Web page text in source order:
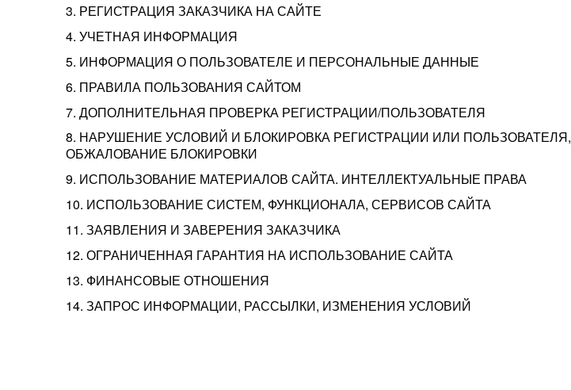
3. РЕГИСТРАЦИЯ ЗАКАЗЧИКА НА САЙТЕ
4. УЧЕТНАЯ ИНФОРМАЦИЯ
5. ИНФОРМАЦИЯ О ПОЛЬЗОВАТЕЛЕ И ПЕРСОНАЛЬНЫЕ ДАННЫЕ
6. ПРАВИЛА ПОЛЬЗОВАНИЯ САЙТОМ
7. ДОПОЛНИТЕЛЬНАЯ ПРОВЕРКА РЕГИСТРАЦИИ/ПОЛЬЗОВАТЕЛЯ
8. НАРУШЕНИЕ УСЛОВИЙ И БЛОКИРОВКА РЕГИСТРАЦИИ ИЛИ ПОЛЬЗОВАТЕЛЯ,
ОБЖАЛОВАНИЕ БЛОКИРОВКИ
9. ИСПОЛЬЗОВАНИЕ МАТЕРИАЛОВ САЙТА. ИНТЕЛЛЕКТУАЛЬНЫЕ ПРАВА
10. ИСПОЛЬЗОВАНИЕ СИСТЕМ, ФУНКЦИОНАЛА, СЕРВИСОВ САЙТА
11. ЗАЯВЛЕНИЯ И ЗАВЕРЕНИЯ ЗАКАЗЧИКА
12. ОГРАНИЧЕННАЯ ГАРАНТИЯ НА ИСПОЛЬЗОВАНИЕ САЙТА
13. ФИНАНСОВЫЕ ОТНОШЕНИЯ
14. ЗАПРОС ИНФОРМАЦИИ, РАССЫЛКИ, ИЗМЕНЕНИЯ УСЛОВИЙ